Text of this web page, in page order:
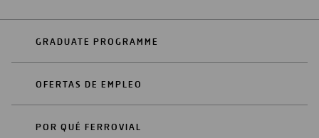
GRADUATE PROGRAMME
OFERTAS DE EMPLEO
POR QUÉ FERROVIAL